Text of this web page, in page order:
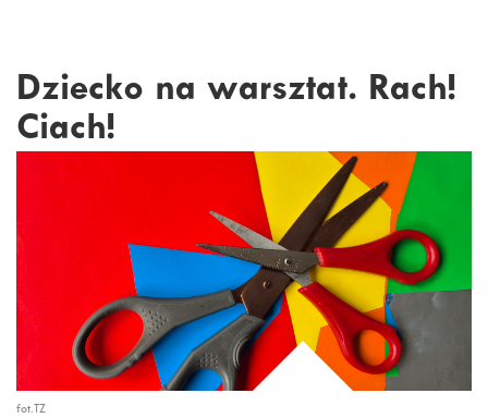
Dziecko na warsztat. Rach!
Ciach!
fot.TZ